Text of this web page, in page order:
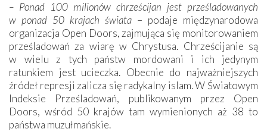
– Ponad 100 milionów chrześcijan jest prześladowanych
w ponad 50 krajach świata – podaje międzynarodowa
organizacja Open Doors, zajmująca się monitorowaniem
prześladowań za wiarę w Chrystusa. Chrześcijanie są
w wielu z tych państw mordowani i ich jedynym
ratunkiem jest ucieczka. Obecnie do najważniejszych
źródeł represji zalicza się radykalny islam. W Światowym
Indeksie Prześladowań, publikowanym przez Open
Doors, wśród 50 krajów tam wymienionych aż 38 to
państwa muzułmańskie.